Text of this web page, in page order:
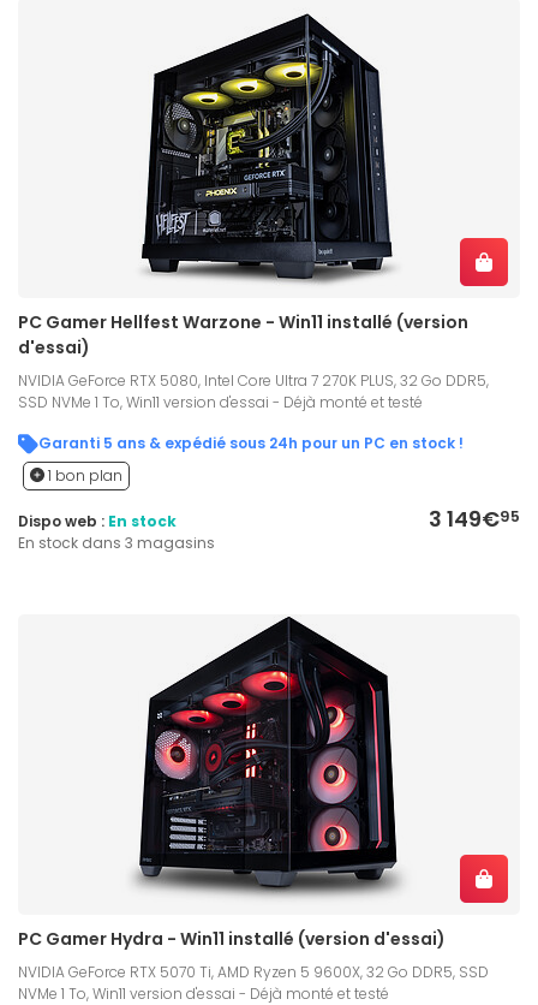
PC Gamer Hellfest Warzone - Win11 installé (version
d'essai)
NVIDIA GeForce RTX 5080, Intel Core Ultra 7 270K PLUS, 32 Go DDR5,
SSD NVMe 1 To, Win11 version d'essai - Déjà monté et testé
Garanti 5 ans & expédié sous 24h pour un PC en stock !
1 bon plan
3 149€95
Dispo web : En stock
En stock dans 3 magasins
PC Gamer Hydra - Win11 installé (version d'essai)
NVIDIA GeForce RTX 5070 Ti, AMD Ryzen 5 9600X, 32 Go DDR5, SSD
NVMe 1 To, Win11 version d'essai - Déjà monté et testé